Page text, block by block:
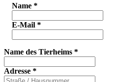
Name *
E-Mail *
Name des Tierheims *
Adresse *